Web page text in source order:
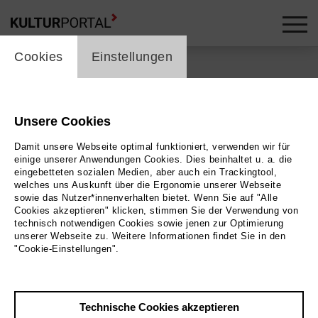
skip_media_container
Kulturzentrum.Herne
cookie_layer
Cookies Einstellungen
Unsere Cookies
Damit unsere Webseite optimal funktioniert, verwenden wir für
einige unserer Anwendungen Cookies. Dies beinhaltet u. a. die
eingebetteten sozialen Medien, aber auch ein Trackingtool,
welches uns Auskunft über die Ergonomie unserer Webseite
sowie das Nutzer*innenverhalten bietet. Wenn Sie auf "Alle
Cookies akzeptieren" klicken, stimmen Sie der Verwendung von
technisch notwendigen Cookies sowie jenen zur Optimierung
unserer Webseite zu. Weitere Informationen findet Sie in den
"Cookie-Einstellungen".
Technische Cookies akzeptieren